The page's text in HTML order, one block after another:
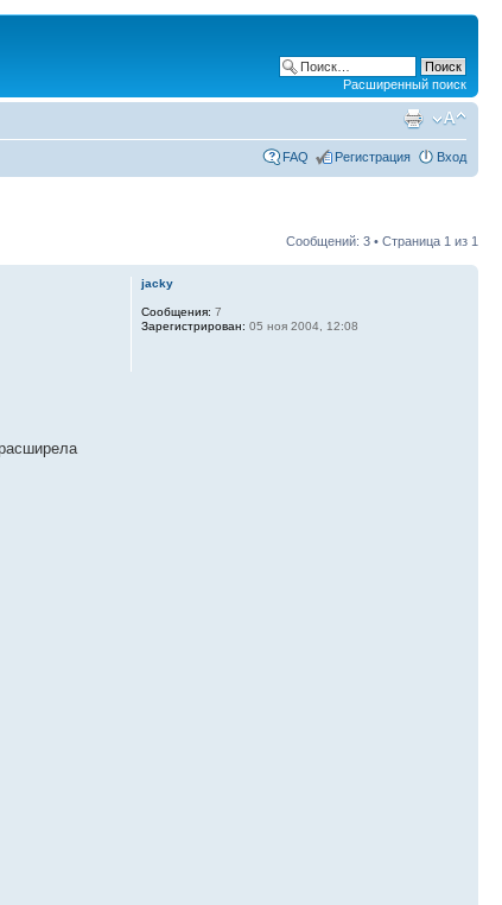
Расширенный поиск
FAQ Регистрация Вход
Сообщений: 3 • Страница 1 из 1
jacky
Сообщения: 7
Зарегистрирован: 05 ноя 2004, 12:08